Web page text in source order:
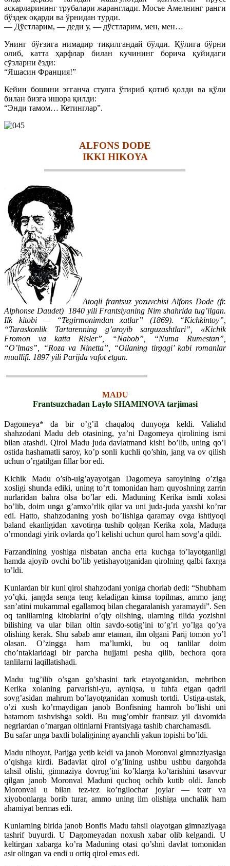
аскарларининг трубалари жаранглади. Мосъе Амелнинг ранги
бўздек оқарди ва ўрнидан турди.
— Дўстларим, — деди у, — дўстларим, мен, мен…
Унинг бўғзига нимадир тиқилгандай бўлди. Қўлига бўрни
олиб, катта ҳарфлар билан кучининг борича қуйидаги
сўзларни ёзди:
“Яшасин Франция!”
Кейин бошини эгганча стулга ўтириб қотиб қолди ва қўли
билан бизга ишора қилди:
“Энди тамом… Кетинглар”.
ALFONS DODE
IKKI HIKOYA
Atoqli frantsuz yozuvchisi Alfons Dode (fr.
Alphonse Daudet) 1840 yili Frantsiyaning Nim shahrida tug’ilgan.
Ilk kitobi — “Tegirmonimdan xatlar” (1869). “Kichkintoy”,
“Taraskonlik Tartarenning g’aroyib sarguzashtlari”, «Kichik
Fromon va katta Risler”, “Nabob”, “Numa Rumestan”,
“O’lmas”, “Roza va Ninetta”, “Oilaning tirgagi’ kabi romanlar
muallifi. 1897 yili Parijda vafot etgan.
MADU
Frantsuzchadan Laylo SHAMINOVA tarjimasi
Dagomeya* da bir o’g’il chaqaloq dunyoga keldi. Valiahd
shahzodani Madu deb otasining, ya’ni Dagomeya qirolining ismi
bilan atashdi. Qirol Madu juda davlatmand kishi bo’lib, uning qo’l
ostida hashamatli saroy, ko’p sonli kuchli qo’shin, jang va ov qilish
uchun o’rgatilgan fillar bor edi.
Kichik Madu o’sib-ulg’ayayotgan Dagomeya saroyining o’ziga
xosligi shunda ediki, uning to’rt tomonidan ham quyoshning zarrin
nurlaridan bahra olsa bo’lar edi. Maduning Kerika ismli xolasi
bo’lib, doim unga g’amxo’rlik qilar va uni juda-juda yaxshi ko’rar
edi. Hatto, shahzodaning yosh bo’lishiga qaramay ovga ishtiyoqi
baland ekanligidan xavotirga tushib qolgan Kerika xola, Maduga
o’rmondagi yirik ovlarda qo’l kelishi uchun qurol ham sovg’a qildi.
Farzandining yoshiga nisbatan ancha erta kuchga to’layotganligi
hamda ajoyib ovchi bo’lib yetishayotganidan qirolning qalbi faxrga
to’ldi.
Kunlardan bir kuni qirol shahzodani yoniga chorlab dedi: “Shubham
yo’qki, jangda senga teng keladigan kimsa topilmas, ammo jang
san’atini mukammal egallamoq bilan chegaralanish yaramaydi”. Sen
oq tanlilarning kitoblarini o’qiy olishing, ularning tilida yozishni
bilishing va ular bilan oltin savdo-sotig’ini to’g’ri yo’lga qo’ya
olishing kerak. Shu sabab amr etaman, ilm olgani Parij tomon yo’l
olasan. O’zingga ham ma’lumki, bu oq tanlilar doim
cho’ntaklaridagi bir parcha hujjatni pesha qilib, bechora qora
tanlilarni laqillatishadi.
Madu tug’ilib o’sgan go’shasini tark etayotganidan, mehribon
Kerika xolaning parvarishi-yu, ayniqsa, u tuhfa etgan qadrli
sovg’asidan mahrum bo’layotganidan xomush tortdi. Ustiga-ustak,
o’zi xush ko’rmaydigan janob Bonfisning hamroh bo’lishi uni
batamom tashvishga soldi. Bu mug’ombir frantsuz yil davomida
negrlardan o’margan oltinlarni Frantsiyaga tashib charchamasdi.
Bu safar unga baxtli bolaligining ayanchli yakun topishi bo’ldi.
Madu nihoyat, Parijga yetib keldi va janob Moronval gimnaziyasiga
o’qishga kirdi. Badavlat qirol o’g’lining ushbu ushbu dargohda
tahsil olishi, gimnaziya dovrug’ini ko’klarga ko’tarishini tasavvur
qilgan janob Moronval Maduni quchoq ochib kutib oldi. Janob
Moronval u bilan tez-tez ko’ngilochar joylar — teatr va
xiyobonlarga borib turar, ammo uning ilm olishiga unchalik ham
ahamiyat bermas edi.
Kunlarning birida janob Bonfis Madu tahsil olayotgan gimnaziyaga
tashrif buyurdi. U Dagomeyadan noxush xabar olib kelgandi. U
keltirgan xabarga ko’ra Maduning otasi qo’shni davlat tomonidan
asir olingan va endi u ortiq qirol emas edi.